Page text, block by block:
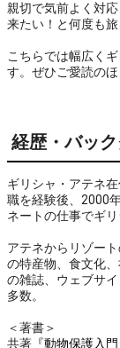
親切で気前よく対
来たい！と何度も
こちらでは幅広く
す。ぜひご愛読のほ
経歴・バッ
ギリシャ・アテネ
職を経験後、2000
ネートの仕事でギ
アテネからリゾー
の特産物、食文化
の雑誌、ウェブサ
多数。
＜著書＞
共著 『動物保護入